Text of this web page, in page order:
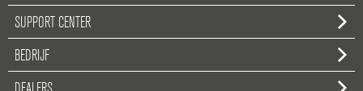
SUPPORT CENTER
BEDRIJF